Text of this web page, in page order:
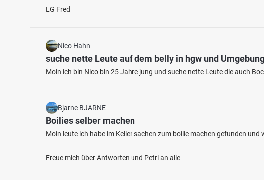
LG Fred
Nico Hahn
suche nette Leute auf dem belly in hgw und Umgebung
Moin ich bin Nico bin 25 Jahre jung und suche nette Leute die auch
Bjarne BJARNE
Boilies selber machen
Moin leute ich habe im Keller sachen zum boilie machen gefunden
Freue mich über Antworten und Petri an alle